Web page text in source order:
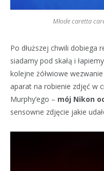
Młode caretta
Po dłuższej chwili dobiega
siadamy pod skałą i
kolejne żółwiowe
aparat na robienie zdjęć w
Murphy’ego – mój Nikon
sensowne zdjęcie jakie